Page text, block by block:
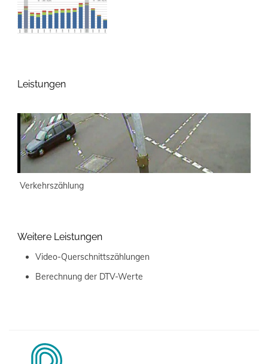
Leistungen
Verkehrszählung
Weitere Leistungen
Video-Querschnittszählungen
Berechnung der DTV-Werte